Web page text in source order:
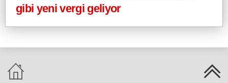
gibi yeni vergi geliyor